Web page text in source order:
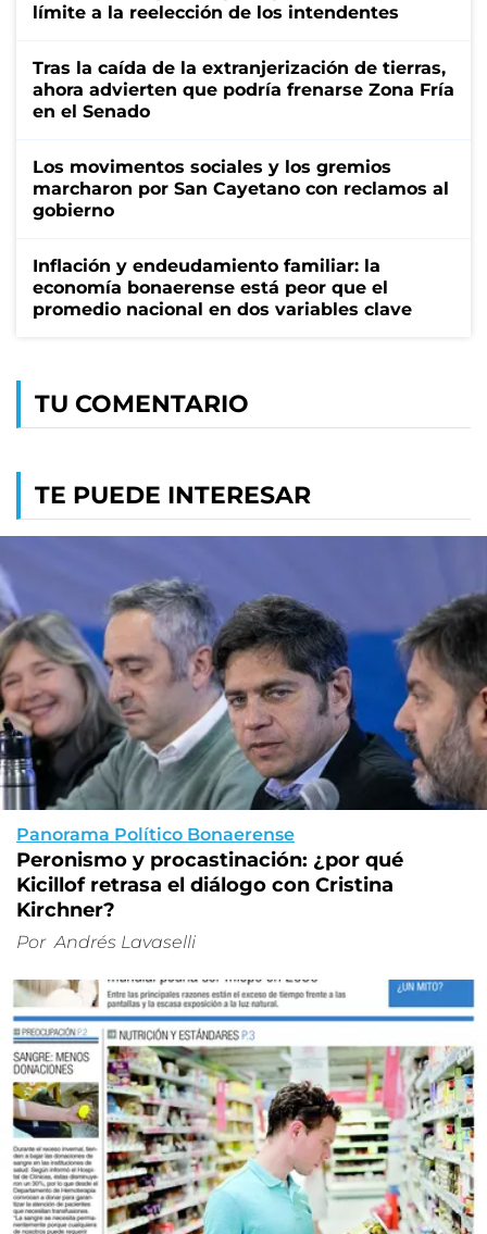
límite a la reelección de los intendentes
Tras la caída de la extranjerización de tierras,
ahora advierten que podría frenarse Zona Fría
en el Senado
Los movimentos sociales y los gremios
marcharon por San Cayetano con reclamos al
gobierno
Inflación y endeudamiento familiar: la
economía bonaerense está peor que el
promedio nacional en dos variables clave
TU COMENTARIO
TE PUEDE INTERESAR
Panorama Político Bonaerense
Peronismo y procastinación: ¿por qué
Kicillof retrasa el diálogo con Cristina
Kirchner?
Por Andrés Lavaselli